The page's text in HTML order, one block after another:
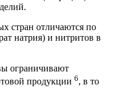
стран отличаются по
натрия) и нитритов в
ограничивают
продукции 6, в то